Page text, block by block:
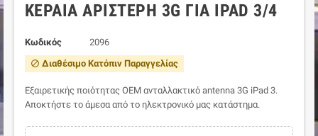
ΚΕΡΑΊΑ ΑΡΙΣΤΕΡΉ 3G ΓΙΑ IPAD 3/4
Κωδικός 2096
block Διαθέσιμο Κατόπιν Παραγγελίας
Εξαιρετικής ποιότητας ΟΕΜ ανταλλακτικό antenna 3G iPad 3.
Αποκτήστε το άμεσα από το ηλεκτρονικό μας κατάστημα.